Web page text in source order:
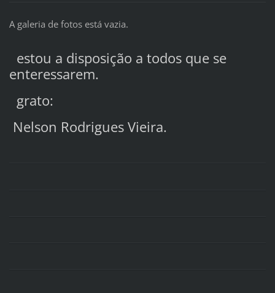
A galeria de fotos está vazia.
estou a disposição a todos que se
enteressarem.
grato:
Nelson Rodrigues Vieira.